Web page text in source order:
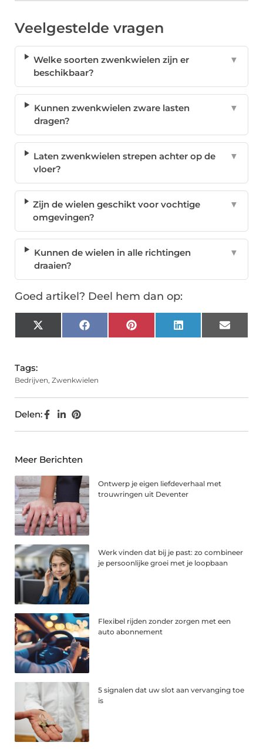
Veelgestelde vragen
Welke soorten zwenkwielen zijn er
beschikbaar?
▼
Kunnen zwenkwielen zware lasten
dragen?
▼
Laten zwenkwielen strepen achter op de
vloer?
▼
Zijn de wielen geschikt voor vochtige
omgevingen?
▼
Kunnen de wielen in alle richtingen
draaien?
▼
Goed artikel? Deel hem dan op:
X
(Twitter)
FacebookPinterest LinkedIn Email
Tags:
Bedrijven, Zwenkwielen
Delen:
Meer Berichten
Ontwerp je eigen liefdeverhaal met
trouwringen uit Deventer
Werk vinden dat bij je past: zo combineer
je persoonlijke groei met je loopbaan
Flexibel rijden zonder zorgen met een
auto abonnement
5 signalen dat uw slot aan vervanging toe
is